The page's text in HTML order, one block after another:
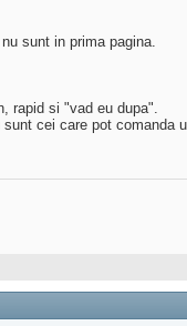
sunt in prima pagina.
rapid si "vad eu dupa".
cei care pot comanda